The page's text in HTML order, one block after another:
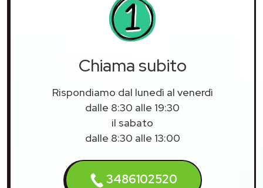
Chiama subito
Rispondiamo dal lunedì al venerdì
dalle 8:30 alle 19:30
il sabato
dalle 8:30 alle 13:00
3486102520